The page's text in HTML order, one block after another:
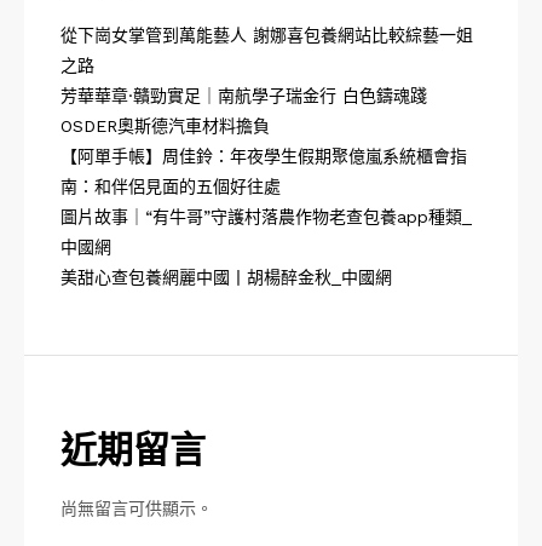
從下崗女掌管到萬能藝人 謝娜喜包養網站比較綜藝一姐
之路
芳華華章·贛勁實足｜南航學子瑞金行 白色鑄魂踐
OSDER奧斯德汽車材料擔負
【阿單手帳】周佳鈴：年夜學生假期聚億嵐系統櫃會指
南：和伴侶見面的五個好往處
圖片故事｜“有牛哥”守護村落農作物老查包養app種類_
中國網
美甜心查包養網麗中國丨胡楊醉金秋_中國網
近期留言
尚無留言可供顯示。